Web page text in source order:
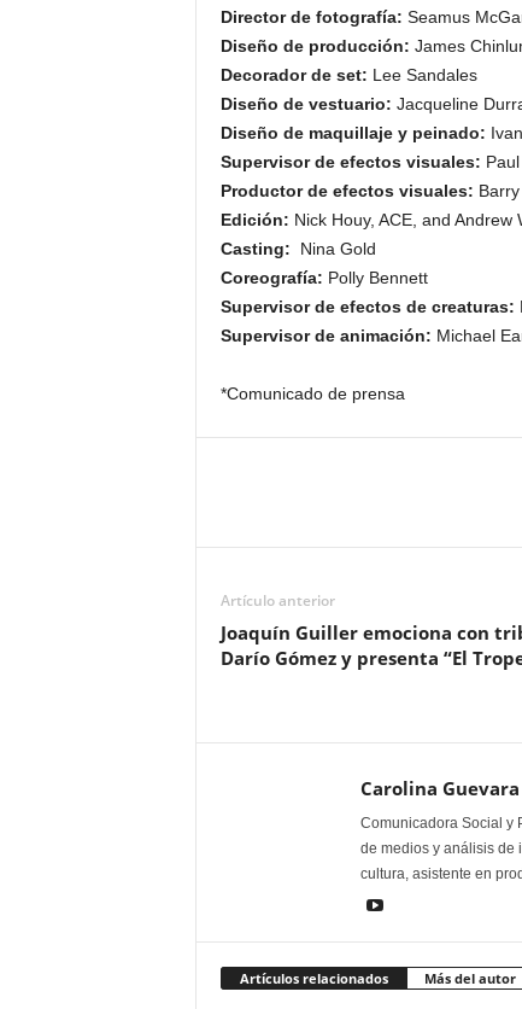
Director de fotografía: Seamus
Diseño de producción: James
Decorador de set: Lee Sandales
Diseño de vestuario: Jacqueline
Diseño de maquillaje y peinado:
Supervisor de efectos visuales:
Productor de efectos visuales:
Edición: Nick Houy, ACE, and Andrew
Casting:
Nina Gold
Coreografía: Polly Bennett
Supervisor de efectos de creaturas:
Supervisor de animación: Michael
*Comunicado de prensa
Artículo anterior
Joaquín Guiller emociona con
Darío Gómez y presenta “El
Carolina Guevara
Comunicadora Social y
de medios y análisis de
cultura, asistente en
Artículos relacionados Más del autor